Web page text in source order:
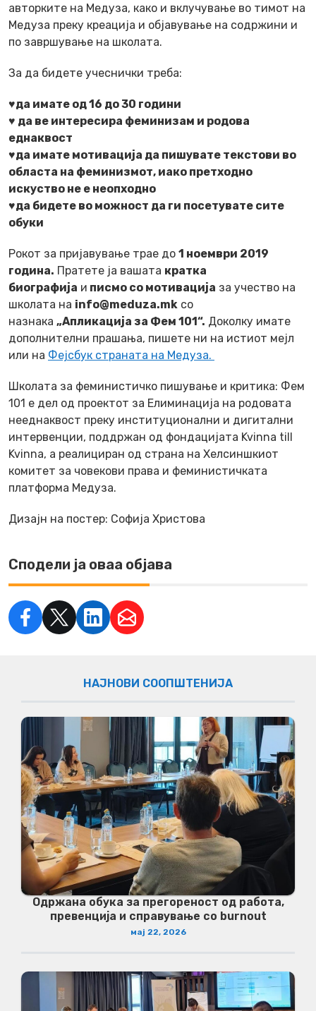
авторките на Медуза, како и вклучување во тимот на
Медуза преку креација и објавување на содржини и
по завршување на школата.
За да бидете учеснички треба:
♥да имате од 16 до 30 години
♥ да ве интересира феминизам и родова
еднаквост
♥да имате мотивација да пишувате текстови во
областа на феминизмот, иако претходно
искуство не е неопходно
♥да бидете во можност да ги посетувате сите
обуки
Рокот за пријавување трае до 1 ноември 2019
година. Пратете ја вашата кратка
биографија и писмо со мотивација за учество на
школата на info@meduza.mk со
назнака „Апликација за Фем 101“. Доколку имате
дополнителни прашања, пишете ни на истиот мејл
или на Фејсбук страната на Медуза.
Школата за феминистичко пишување и критика: Фем
101 е дел од проектот за Елиминација на родовата
нееднаквост преку институционални и дигитални
интервенции, поддржан од фондацијата Kvinna till
Kvinna, а реалициран од страна на Хелсиншкиот
комитет за човекови права и феминистичката
платформа Медуза.
Дизајн на постер: Софија Христова
Сподели ја оваа објава
НАЈНОВИ СООПШТЕНИЈА
Одржана обука за прегореност од работа,
превенција и справување со burnout
мај 22, 2026